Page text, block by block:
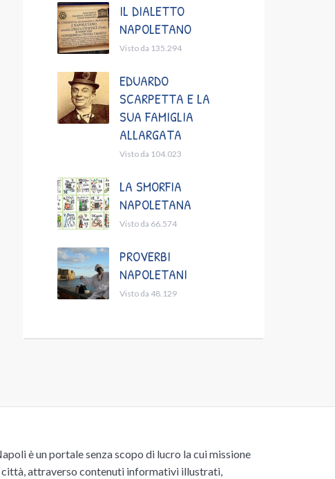
IL DIALETTO
NAPOLETANO
Visto da 135.294
EDUARDO
SCARPETTA E LA
SUA FAMIGLIA
ALLARGATA
Visto da 104.023
LA SMORFIA
NAPOLETANA
Visto da 66.574
PROVERBI
NAPOLETANI
Visto da 48.129
è un portale senza scopo di lucro la cui missione
attraverso contenuti informativi illustrati,